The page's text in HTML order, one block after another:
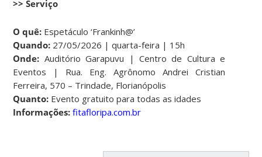
>> Serviço
O quê: Espetáculo ‘Frankinh@’
Quando: 27/05/2026 | quarta-feira | 15h
Onde: Auditório Garapuvu | Centro de Cultura e
Eventos | Rua. Eng. Agrônomo Andrei Cristian
Ferreira, 570 – Trindade, Florianópolis
Quanto: Evento gratuito para todas as idades
Informações:fitafloripa.com.br